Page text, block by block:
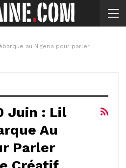
au Nigeria pour parler
Juin : Lil
Au
Parler